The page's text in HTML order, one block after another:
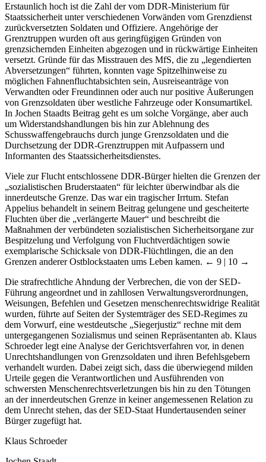
Erstaunlich hoch ist die Zahl der vom DDR-Ministerium für
Staatssicherheit unter verschiedenen Vorwänden vom Grenzdienst
zurückversetzten Soldaten und Offiziere. Angehörige der
Grenztruppen wurden oft aus geringfügigen Gründen von
grenzsichernden Einheiten abgezogen und in rückwärtige Einheiten
versetzt. Gründe für das Misstrauen des MfS, die zu „legendierten
Abversetzungen“ führten, konnten vage Spitzelhinweise zu
möglichen Fahnenfluchtabsichten sein, Ausreiseanträge von
Verwandten oder Freundinnen oder auch nur positive Äußerungen
von Grenzsoldaten über westliche Fahrzeuge oder Konsumartikel.
In Jochen Staadts Beitrag geht es um solche Vorgänge, aber auch
um Widerstandshandlungen bis hin zur Ablehnung des
Schusswaffengebrauchs durch junge Grenzsoldaten und die
Durchsetzung der DDR-Grenztruppen mit Aufpassern und
Informanten des Staatssicherheitsdienstes.
Viele zur Flucht entschlossene DDR-Bürger hielten die Grenzen der
„sozialistischen Bruderstaaten“ für leichter überwindbar als die
innerdeutsche Grenze. Das war ein tragischer Irrtum. Stefan
Appelius behandelt in seinem Beitrag gelungene und gescheiterte
Fluchten über die „verlängerte Mauer“ und beschreibt die
Maßnahmen der verbündeten sozialistischen Sicherheitsorgane zur
Bespitzelung und Verfolgung von Fluchtverdächtigen sowie
exemplarische Schicksale von DDR-Flüchtlingen, die an den
Grenzen anderer Ostblockstaaten ums Leben kamen. ← 9 | 10 →
Die strafrechtliche Ahndung der Verbrechen, die von der SED-
Führung angeordnet und in zahllosen Verwaltungsverordnungen,
Weisungen, Befehlen und Gesetzen menschenrechtswidrige Realität
wurden, führte auf Seiten der Systemträger des SED-Regimes zu
dem Vorwurf, eine westdeutsche „Siegerjustiz“ rechne mit dem
untergegangenen Sozialismus und seinen Repräsentanten ab. Klaus
Schroeder legt eine Analyse der Gerichtsverfahren vor, in denen
Unrechtshandlungen von Grenzsoldaten und ihren Befehlsgebern
verhandelt wurden. Dabei zeigt sich, dass die überwiegend milden
Urteile gegen die Verantwortlichen und Ausführenden von
schwersten Menschenrechtsverletzungen bis hin zu den Tötungen
an der innerdeutschen Grenze in keiner angemessenen Relation zu
dem Unrecht stehen, das der SED-Staat Hundertausenden seiner
Bürger zugefügt hat.
Klaus Schroeder